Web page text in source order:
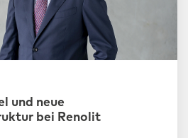
und neue
bei Renolit